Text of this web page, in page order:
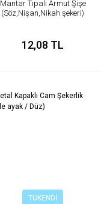
Mantar Tıpalı Armut Şişe
(Söz,Nişan,Nikah şekeri)
12,08 TL
TÜKENDİ